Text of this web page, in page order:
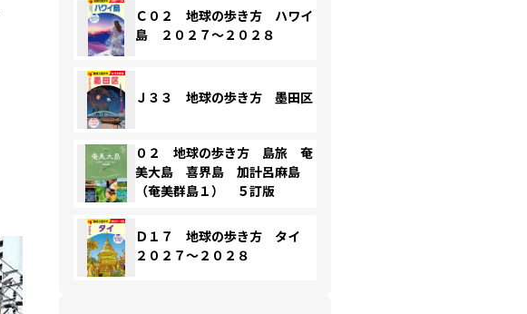
Ｃ０２ 地球の歩き方 ハワイ
島 ２０２７～２０２８
Ｊ３３ 地球の歩き方 墨田区
０２ 地球の歩き方 島旅 奄
美大島 喜界島 加計呂麻島
（奄美群島１） ５訂版
Ｄ１７ 地球の歩き方 タイ
２０２７～２０２８